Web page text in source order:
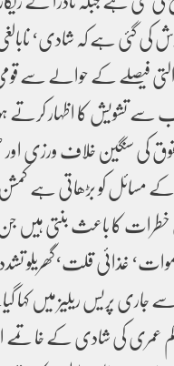
گئی ہے کہ شادی‘
فیصلے کے حوالے سے
تشویش کا اظہار کرتے
کی سنگین خلاف ورزی
مسائل کو بڑھاتی ہے
خطرات کا باعث بنتی ہیں
غذائی قلت‘گھریلو
پریس ریلیز میں کہا
عمری کی شادی کے خاتمے